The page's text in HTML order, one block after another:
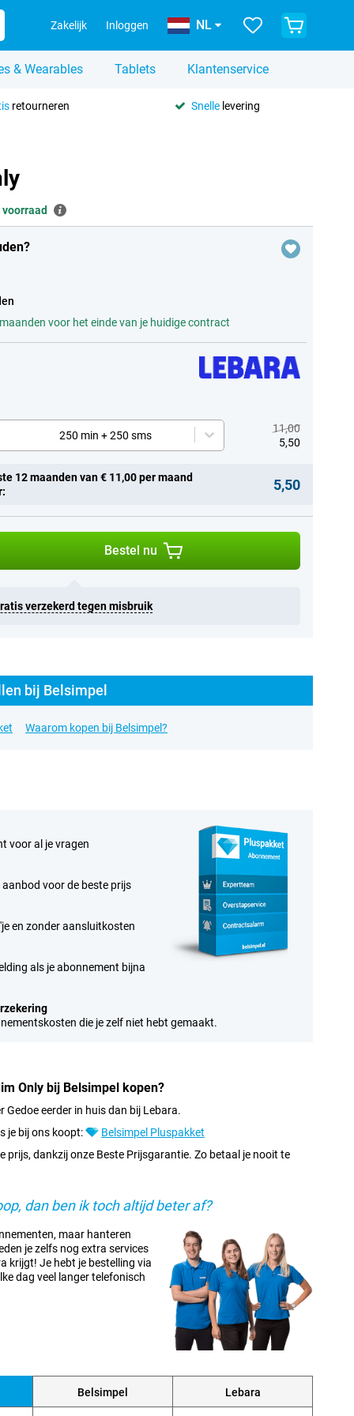
Zakelijk Inloggen NL
& Wearables Tablets Klantenservice
retourneren Snellelevering
voorraad
voor het einde van je huidige contract
250 min + 250 sms
11,00
5,50
12 maanden van € 11,00 per maand
5,50
Bestel nu
verzekerd tegen misbruik
bij Belsimpel
Waarom kopen bij Belsimpel?
voor al je vragen
voor de beste prijs
en zonder aansluitkosten
als je abonnement bijna
die je zelf niet hebt gemaakt.
Only bij Belsimpel kopen?
Gedoe eerder in huis dan bij Lebara.
je bij ons koopt:
Belsimpel Pluspakket
prijs, dankzij onze Beste Prijsgarantie. Zo betaal je nooit te
dan ben ik toch altijd beter af?
maar hanteren
je zelfs nog extra services
krijgt! Je hebt je bestelling via
dag veel langer telefonisch
Belsimpel Lebara